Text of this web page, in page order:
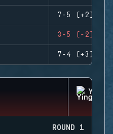
7-5 (+2)
3-5 (-2)
7-4 (+3)
YING
ROUND 1